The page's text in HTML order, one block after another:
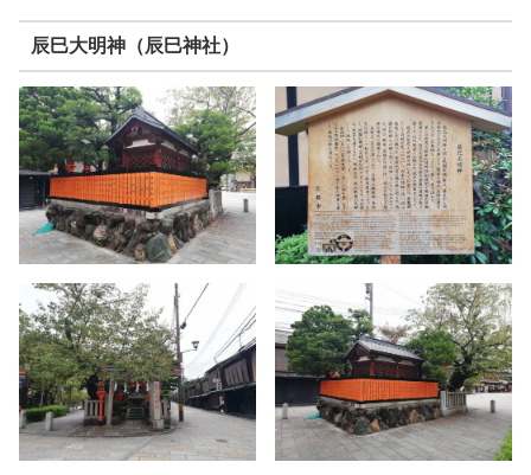
辰巳大明神（辰巳神社）